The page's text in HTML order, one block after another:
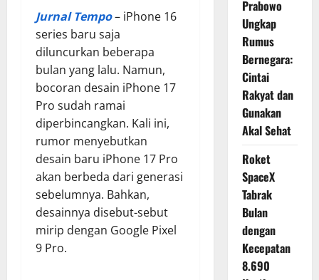
Jurnal Tempo– iPhone 16
series baru saja
diluncurkan beberapa
bulan yang lalu. Namun,
bocoran desain iPhone 17
Pro sudah ramai
diperbincangkan. Kali ini,
rumor menyebutkan
desain baru iPhone 17 Pro
akan berbeda dari generasi
sebelumnya. Bahkan,
desainnya disebut-sebut
mirip dengan Google Pixel
9 Pro.
Prabowo
Ungkap
Rumus
Bernegara:
Cintai
Rakyat dan
Gunakan
Akal Sehat
Roket
SpaceX
Tabrak
Bulan
dengan
Kecepatan
8.690